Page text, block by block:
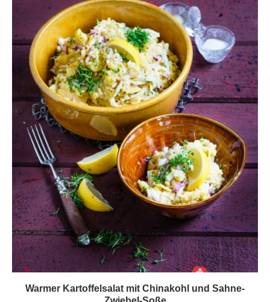
Warmer Kartoffelsalat mit Chinakohl und Sahne-